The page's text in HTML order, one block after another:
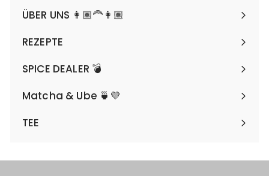
maximieren
ÜBER UNS 👩🏽‍🦰👩🏽
REZEPTE
SPICE DEALER 💣
Matcha & Ube 🍵💜
TEE